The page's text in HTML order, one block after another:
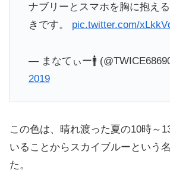
ナブリーとスマホを胸に抱え
きです。 pic.twitter.com/
— まなてぃー🚹
2019
この色は、晴れ渡った夏の10時～
いることからスカイブルーという
た。